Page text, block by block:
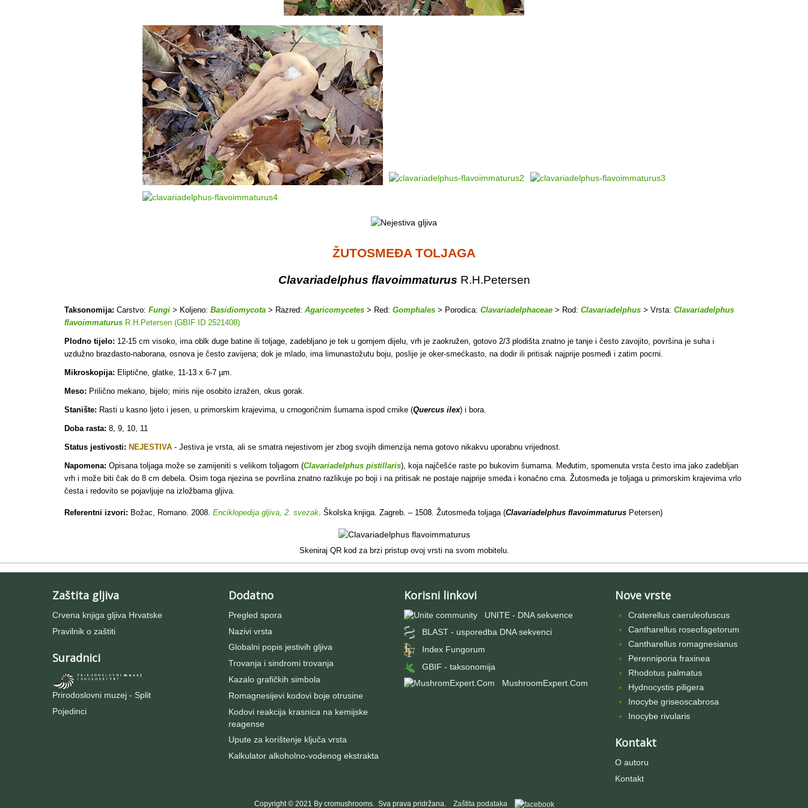
ŽUTOSMEĐA TOLJAGA
Clavariadelphus flavoimmaturus R.H.Petersen
Taksonomija: Carstvo: Fungi > Koljeno: Basidiomycota > Razred: Agaricomycetes > Red: Gomphales > Porodica: Clavariadelphaceae > Rod: Clavariadelphus > Vrsta: Clavariadelphus
flavoimmaturus R.H.Petersen (GBIF ID 2521408)
Plodno tijelo: 12-15 cm visoko, ima oblk duge batine ili toljage, zadebljano je tek u gornjem dijelu, vrh je zaokružen, gotovo 2/3 plodišta znatno je tanje i često zavojito, površina je suha i
uzdužno brazdasto-naborana, osnova je često zavijena; dok je mlado, ima limunastožutu boju, poslije je oker-smećkasto, na dodir ili pritisak najprije posmeđi i zatim pocrni.
Mikroskopija: Eliptične, glatke, 11-13 x 6-7 µm.
Meso: Prilično mekano, bijelo; miris nije osobito izražen, okus gorak.
Stanište: Rasti u kasno ljeto i jesen, u primorskim krajevima, u crnogoričnim šumama ispod crnike (Quercus ilex) i bora.
Doba rasta: 8, 9, 10, 11
Status jestivosti: NEJESTIVA - Jestiva je vrsta, ali se smatra nejestivom jer zbog svojih dimenzija nema gotovo nikakvu uporabnu vrijednost.
Napomena: Opisana toljaga može se zamijeniti s velikom toljagom (Clavariadelphus pistillaris), koja najčešće raste po bukovim šumama. Međutim, spomenuta vrsta često ima jako zadebljan
vrh i može biti čak do 8 cm debela. Osim toga njezina se površina znatno razlikuje po boji i na pritisak ne postaje najprije smeđa i konačno crna. Žutosmeđa je toljaga u primorskim krajevima vrlo
česta i redovito se pojavljuje na izložbama gljiva.
Referentni izvori: Božac, Romano. 2008. Enciklopedija gljiva, 2. svezak. Školska knjiga. Zagreb. – 1508. Žutosmeđa toljaga (Clavariadelphus flavoimmaturus Petersen)
Skeniraj QR kod za brzi pristup ovoj vrsti na svom mobitelu.
Zaštita gljiva
Crvena knjiga gljiva Hrvatske
Pravilnik o zaštiti
Suradnici
Prirodoslovni muzej - Split
Pojedinci
Dodatno
Pregled spora
Nazivi vrsta
Globalni popis jestivih gljiva
Trovanja i sindromi trovanja
Kazalo grafičkih simbola
Romagnesijevi kodovi boje otrusine
Kodovi reakcija krasnica na kemijske
reagense
Upute za korištenje ključa vrsta
Kalkulator alkoholno-vodenog ekstrakta
Korisni linkovi
UNITE - DNA sekvence
BLAST - usporedba DNA sekvenci
Index Fungorum
GBIF - taksonomija
MushroomExpert.Com
Nove vrste
Craterellus caeruleofuscus
Cantharellus roseofagetorum
Cantharellus romagnesianus
Perenniporia fraxinea
Rhodotus palmatus
Hydnocystis piligera
Inocybe griseoscabrosa
Inocybe rivularis
Kontakt
O autoru
Kontakt
Copyright © 2021 By cromushrooms. Sva prava pridržana. Zaštita podataka